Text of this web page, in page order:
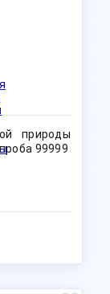
природы
99999